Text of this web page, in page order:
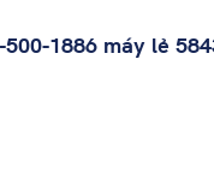
500-1886 máy lẻ